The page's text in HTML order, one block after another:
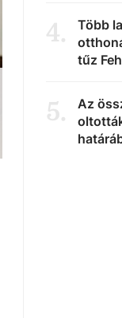
4.
Több
tűz
5.
Az